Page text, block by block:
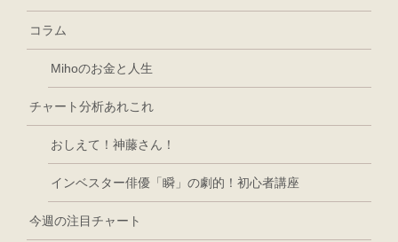
コラム
Mihoのお金と人生
チャート分析あれこれ
おしえて！神藤さん！
インベスター俳優「瞬」の劇的！初心者講座
今週の注目チャート